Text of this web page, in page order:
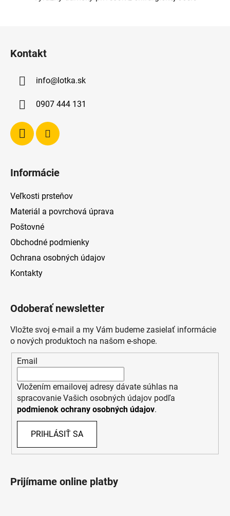
Kontakt
info@lotka.sk
0907 444 131
Informácie
Veľkosti prsteňov
Materiál a povrchová úprava
Poštovné
Obchodné podmienky
Ochrana osobných údajov
Kontakty
Odoberať newsletter
Vložte svoj e-mail a my Vám budeme zasielať informácie
o nových produktoch na našom e-shope.
Email
Vložením emailovej adresy dávate súhlas na
spracovanie Vašich osobných údajov podľa
podmienok ochrany osobných údajov.
PRIHLÁSIŤ SA
Prijímame online platby